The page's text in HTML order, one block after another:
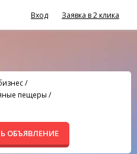
Вход Заявка в 2 клика
/
пещеры /
ОБЪЯВЛЕНИЕ